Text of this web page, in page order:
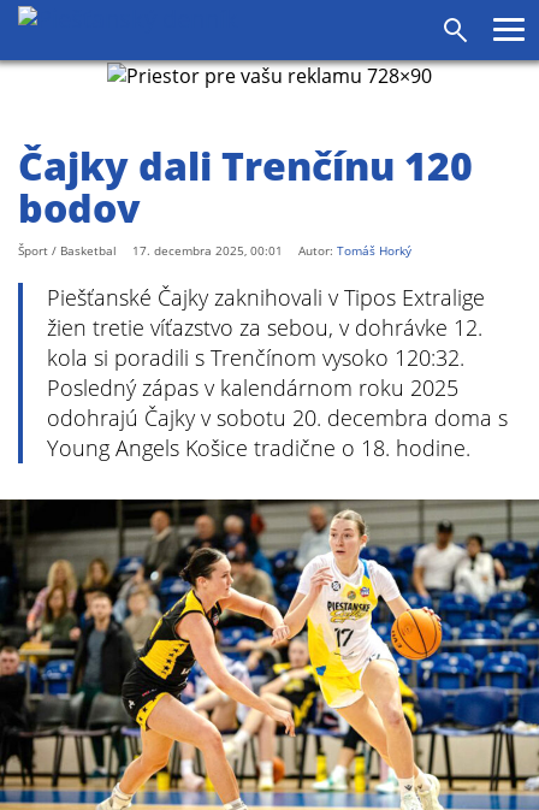
Čajky dali Trenčínu 120
bodov
Šport / Basketbal 17. decembra 2025, 00:01 Autor: Tomáš Horký
Piešťanské Čajky zaknihovali v Tipos Extralige
žien tretie víťazstvo za sebou, v dohrávke 12.
kola si poradili s Trenčínom vysoko 120:32.
Posledný zápas v kalendárnom roku 2025
odohrajú Čajky v sobotu 20. decembra doma s
Young Angels Košice tradične o 18. hodine.